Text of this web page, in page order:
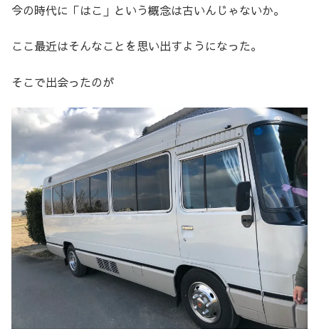
今の時代に「はこ」という概念は古いんじゃないか。
ここ最近はそんなことを思い出すようになった。
そこで出会ったのが